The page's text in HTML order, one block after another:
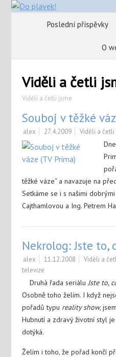
Poslední příspěvky
O
Viděli a četli
Viděli a četli jsme
Souboj v těžké
alex 27.4.2009 Viděli a četli
těžké váze“ a navazuje na
Setkáme se i s našimi
Cajthamlovou a Ing. Petrem
Nekrolog: Jste to,
alex 11.12.2008 Viděli a
televize
Druhá řada seriálu Jste to,
Osobně toho želím. I když
pořadů typu reality show,
Hubnutí a zdravý životní styl
dotýká.
Želím i toho, že pořad končí